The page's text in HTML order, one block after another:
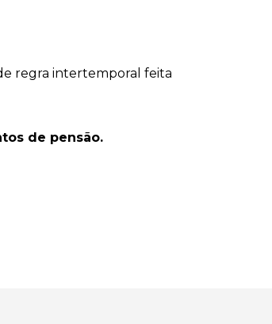
regra intertemporal feita
de pensão.